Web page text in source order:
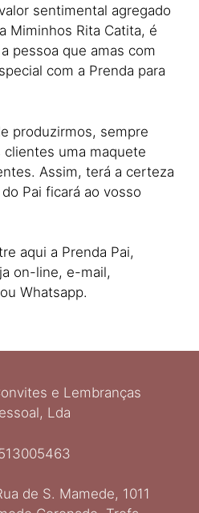
sentimental agregado
Miminhos Rita Catita, é
pessoa que amas com
com a Prenda para
produzirmos, sempre
uma maquete
Assim, terá a certeza
Pai ficará ao vosso
aqui a Prenda Pai,
on-line, e-mail,
Whatsapp.
e Lembranças
Lda
de S. Mamede, 1011